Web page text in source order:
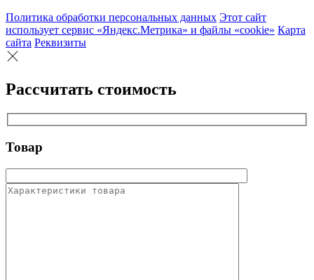
Политика обработки персональных данных Этот сайт
использует сервис «Яндекс.Метрика» и файлы «cookie» Карта
сайта Реквизиты
Рассчитать стоимость
Товар